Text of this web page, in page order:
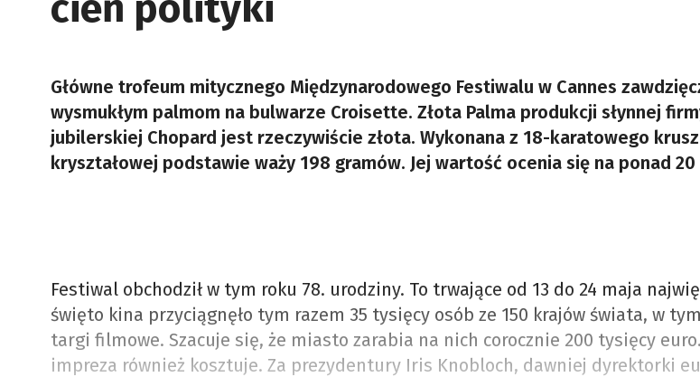
Główne trofeum mitycznego Międzynarodowego Festiwalu w Cannes
wysmukłym palmom na bulwarze Croisette. Złota Palma produkcji słynnej
jubilerskiej Chopard jest rzeczywiście złota. Wykonana z 18-karatowego
kryształowej podstawie waży 198 gramów. Jej wartość ocenia się na ponad
Festiwal obchodził w tym roku 78. urodziny. To trwające od 13 do 24 maja
święto kina przyciągnęło tym razem 35 tysięcy osób ze 150 krajów świata, w
targi filmowe. Szacuje się, że miasto zarabia na nich corocznie 200 tysięcy
impreza również kosztuje. Za prezydentury Iris Knobloch, dawniej dyrektorki